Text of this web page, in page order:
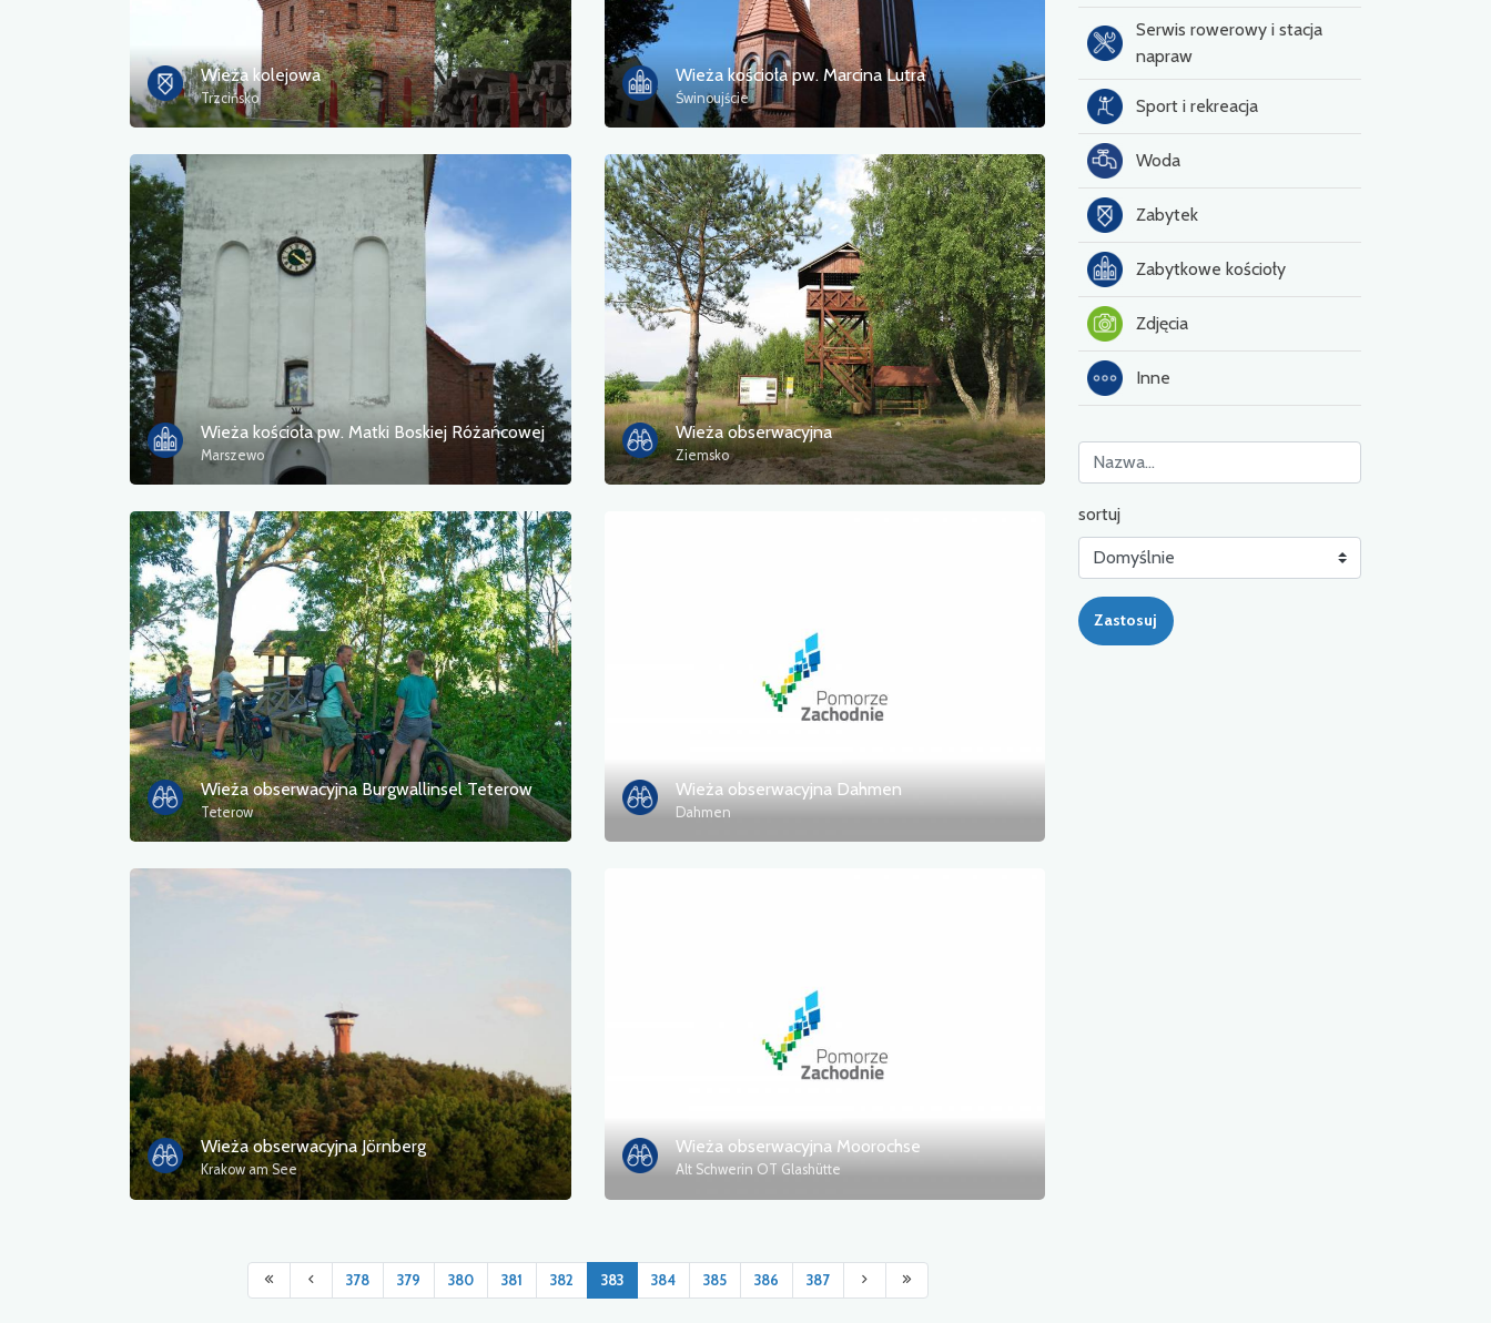
Wieża kolejowa
Trzcińsko
Wieża kościoła pw. Marcina Lutra
Świnoujście
Wieża kościoła pw. Matki Boskiej Różańcowej
Marszewo
Wieża obserwacyjna
Ziemsko
Wieża obserwacyjna Burgwallinsel Teterow
Teterow
Wieża obserwacyjna Dahmen
Dahmen
Wieża obserwacyjna Jörnberg
Krakow am See
Wieża obserwacyjna Moorochse
Alt Schwerin OT Glashütte
378 379 380 381 382 383 384 385 386 387
Serwis rowerowy i stacja
napraw
Sport i rekreacja
Woda
Zabytek
Zabytkowe kościoły
Zdjęcia
Inne
sortuj
Zastosuj